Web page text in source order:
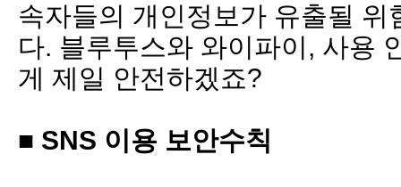
속자들의 개인정보가 유출될 위
다. 블루투스와 와이파이, 사용
게 제일 안전하겠죠?
■ SNS 이용 보안수칙